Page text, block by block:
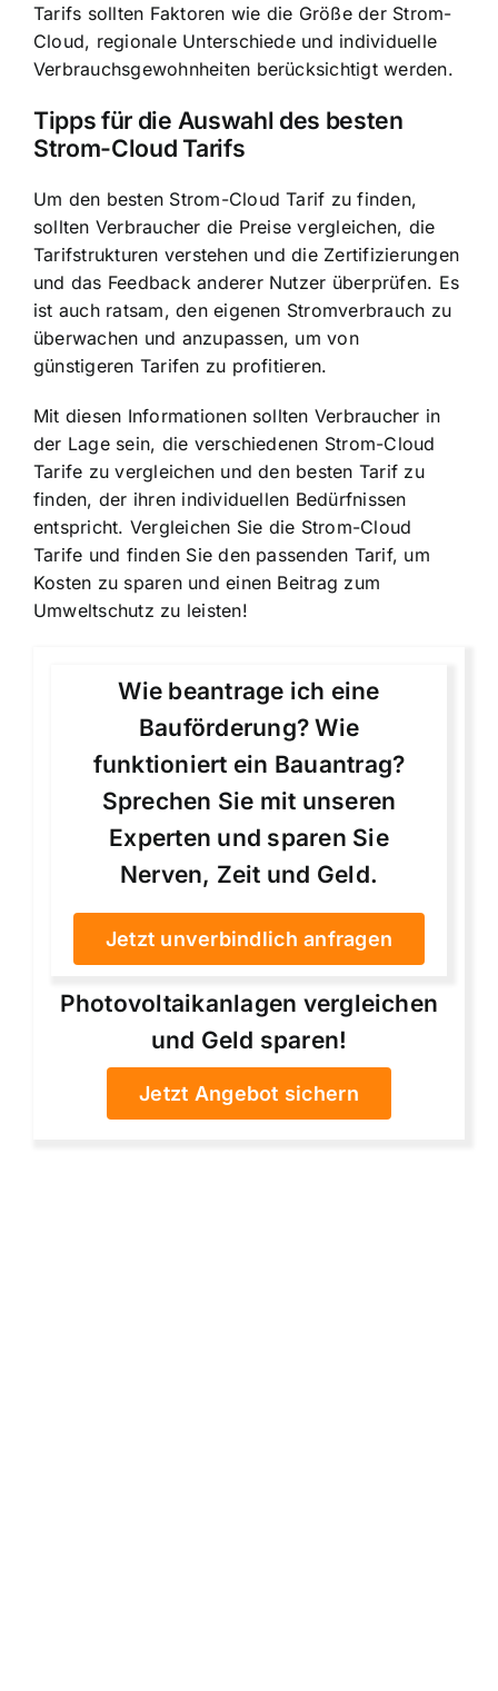
Tarifs sollten Faktoren wie die Größe der Strom-
Cloud, regionale Unterschiede und individuelle
Verbrauchsgewohnheiten berücksichtigt werden.
Tipps für die Auswahl des besten
Strom-Cloud Tarifs
Um den besten Strom-Cloud Tarif zu finden,
sollten Verbraucher die Preise vergleichen, die
Tarifstrukturen verstehen und die Zertifizierungen
und das Feedback anderer Nutzer überprüfen. Es
ist auch ratsam, den eigenen Stromverbrauch zu
überwachen und anzupassen, um von
günstigeren Tarifen zu profitieren.
Mit diesen Informationen sollten Verbraucher in
der Lage sein, die verschiedenen Strom-Cloud
Tarife zu vergleichen und den besten Tarif zu
finden, der ihren individuellen Bedürfnissen
entspricht. Vergleichen Sie die Strom-Cloud
Tarife und finden Sie den passenden Tarif, um
Kosten zu sparen und einen Beitrag zum
Umweltschutz zu leisten!
Wie beantrage ich eine
Bauförderung? Wie
funktioniert ein Bauantrag?
Sprechen Sie mit unseren
Experten und sparen Sie
Nerven, Zeit und Geld.
Jetzt unverbindlich anfragen
Photovoltaikanlagen vergleichen
und Geld sparen!
Jetzt Angebot sichern